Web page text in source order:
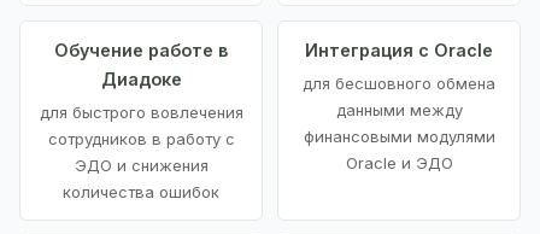
Обучение работе в
Диадоке
для быстрого вовлечения
сотрудников в работу с
ЭДО и снижения
количества ошибок
Интеграция с Oracle
для бесшовного обмена
данными между
финансовыми модулями
Oracle и ЭДО